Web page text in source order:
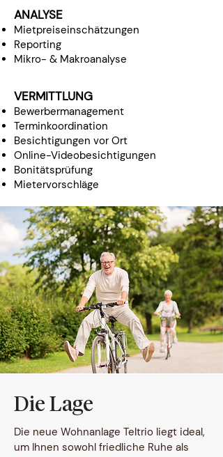
ANALYSE
Mietpreiseinschätzungen
Reporting
Mikro- & Makroanalyse
VERMITTLUNG
Bewerbermanagement
Terminkoordination
Besichtigungen vor Ort
Online-Videobesichtigungen
Bonitätsprüfung
Mietervorschläge
Die Lage
Die neue Wohnanlage Teltrio liegt ideal,
um Ihnen sowohl friedliche Ruhe als